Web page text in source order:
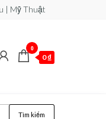
| Mỹ Thuật
0
0 ₫
Tìm kiếm